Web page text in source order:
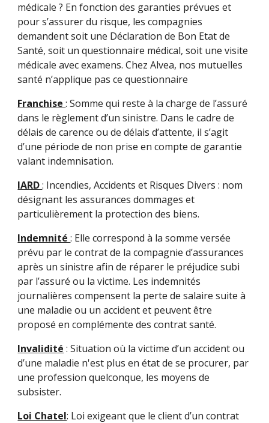
médicale ? En fonction des garanties prévues et
pour s’assurer du risque, les compagnies
demandent soit une Déclaration de Bon Etat de
Santé, soit un questionnaire médical, soit une visite
médicale avec examens. Chez Alvea, nos mutuelles
santé n’applique pas ce questionnaire
Franchise: Somme qui reste à la charge de l’assuré
dans le règlement d’un sinistre. Dans le cadre de
délais de carence ou de délais d’attente, il s’agit
d’une période de non prise en compte de garantie
valant indemnisation.
IARD: Incendies, Accidents et Risques Divers : nom
désignant les assurances dommages et
particulièrement la protection des biens.
Indemnité: Elle correspond à la somme versée
prévu par le contrat de la compagnie d’assurances
après un sinistre afin de réparer le préjudice subi
par l’assuré ou la victime. Les indemnités
journalières compensent la perte de salaire suite à
une maladie ou un accident et peuvent être
proposé en complémente des contrat santé.
Invalidité : Situation où la victime d’un accident ou
d’une maladie n'est plus en état de se procurer, par
une profession quelconque, les moyens de
subsister.
Loi Chatel: Loi exigeant que le client d’un contrat